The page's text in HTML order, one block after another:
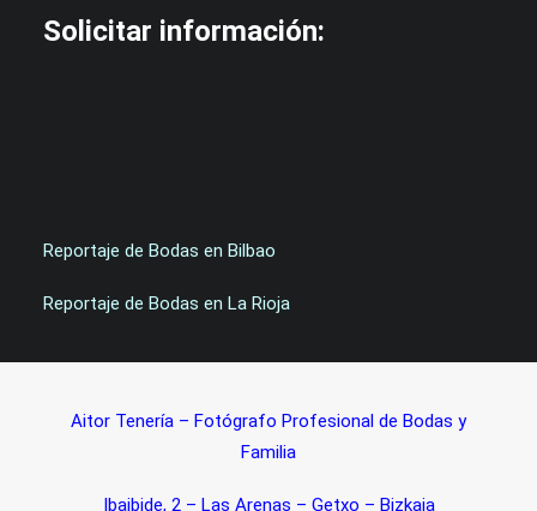
Solicitar información:
Reportaje de Bodas en Bilbao
Reportaje de Bodas en La Rioja
Aitor Tenería – Fotógrafo Profesional de Bodas y
Familia
Ibaibide, 2 – Las Arenas – Getxo – Bizkaia